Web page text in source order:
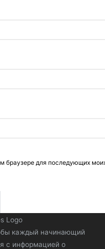
браузере для последующих
каждый начинающий
с информацией о